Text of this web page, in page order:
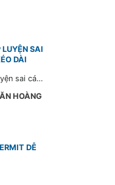
SAI
DÀI
Đau thần kinh tọa mà tập luyện sai cách có thể khiến cơn đau trở nặng và kéo dài thời gian hồi phục. Tham khảo chia sẻ của Bác sĩ CarePlus để nắm các động tác cần tránh và có góc nhìn đúng về phương pháp điều trị phù hợp trong bài viết sau.
HOÀNG
DỄ